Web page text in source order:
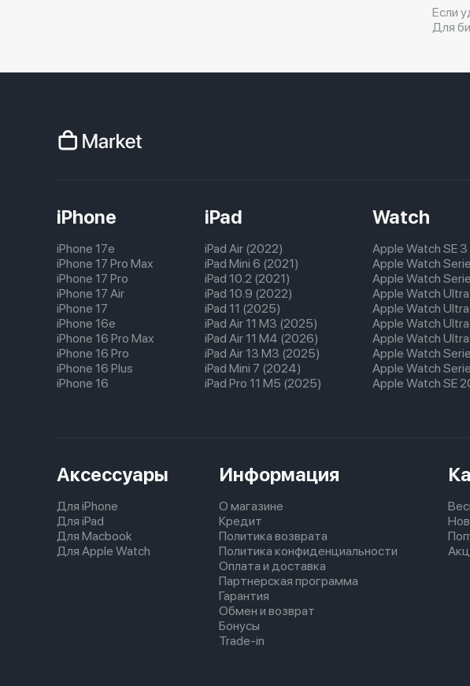
Если
Для
iPhone
iPhone 17e
iPhone 17 Pro Max
iPhone 17 Pro
iPhone 17 Air
iPhone 17
iPhone 16e
iPhone 16 Pro Max
iPhone 16 Pro
iPhone 16 Plus
iPhone 16
iPad
iPad Air (2022)
iPad Mini 6 (2021)
iPad 10.2 (2021)
iPad 10.9 (2022)
iPad 11 (2025)
iPad Air 11 M3 (2025)
iPad Air 11 M4 (2026)
iPad Air 13 M3 (2025)
iPad Mini 7 (2024)
iPad Pro 11 M5 (2025)
Watch
Apple Watch SE
Apple Watch
Apple Watch
Apple Watch
Apple Watch
Apple Watch
Apple Watch Ultra
Apple Watch
Apple Watch
Apple Watch SE
Аксессуары
Для iPhone
Для iPad
Для Macbook
Для Apple Watch
Информация
О магазине
Кредит
Политика возврата
Политика конфиденциальности
Оплата и доставка
Партнерская программа
Гарантия
Обмен и возврат
Бонусы
Trade-in